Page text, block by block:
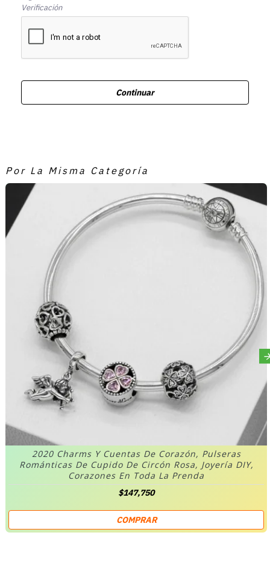
Verificación
Continuar
Por La Misma Categoría
2020 Charms Y Cuentas De Corazón, Pulseras
Románticas De Cupido De Circón Rosa, Joyería DIY,
Corazones En Toda La Prenda
$147,750
COMPRAR